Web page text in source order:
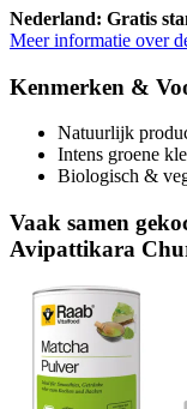
Nederland: Gratis
Meer informatie over
Kenmerken &
Natuurlijk
Intens groene
Biologisch &
Vaak samen
Avipattikara